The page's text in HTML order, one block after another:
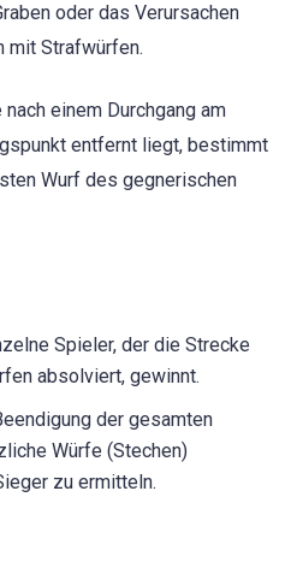
oder das Verursachen
mit Strafwürfen.
einem Durchgang am
entfernt liegt, bestimmt
Wurf des gegnerischen
Spieler, der die Strecke
absolviert, gewinnt.
der gesamten
Würfe (Stechen)
zu ermitteln.